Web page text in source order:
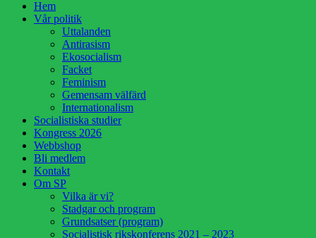
HoppaHem
Vår politik
Uttalanden
Antirasism
Ekosocialism
Facket
Feminism
Gemensam välfärd
Internationalism
Socialistiska studier
Kongress 2026
Webbshop
Bli medlem
Kontakt
Om SP
Vilka är vi?
Stadgar och program
Grundsatser (program)
Socialistisk rikskonferens 2021 – 2023